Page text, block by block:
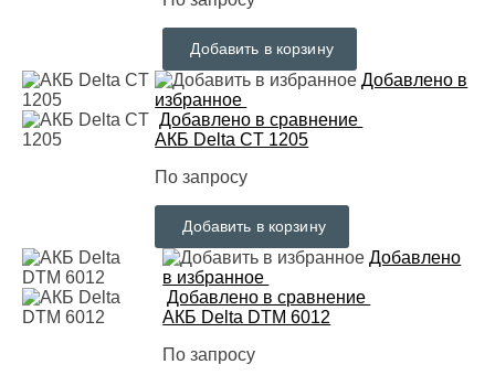
Добавить в корзину
Добавлено в
избранное
Добавлено в сравнение
АКБ Delta CT 1205
По запросу
Добавить в корзину
Добавлено
в избранное
Добавлено в сравнение
АКБ Delta DTM 6012
По запросу